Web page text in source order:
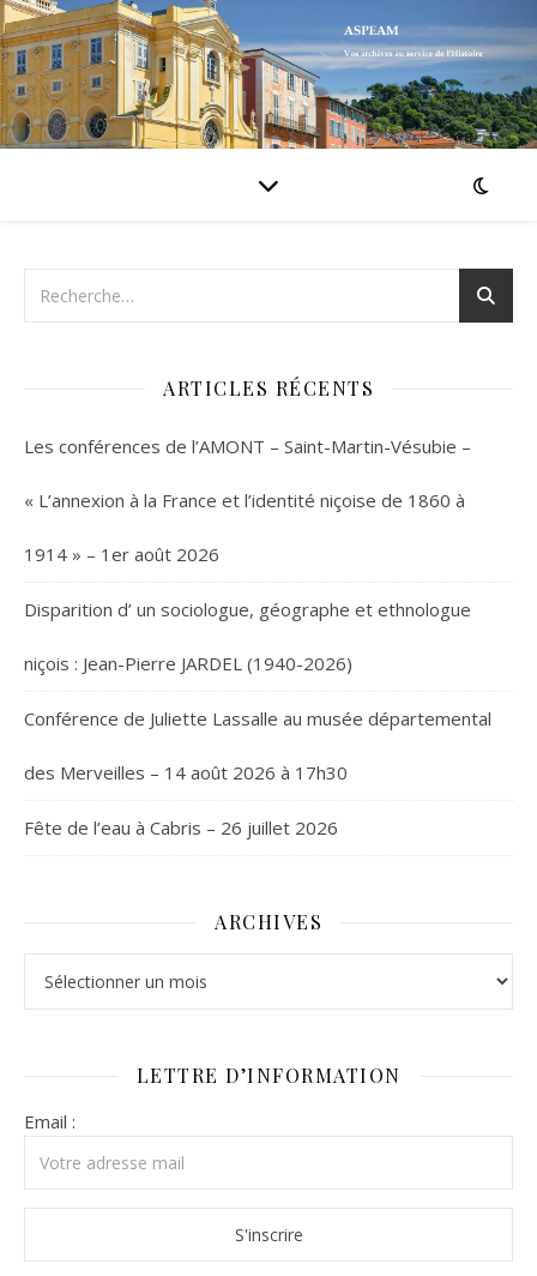
ARTICLES RÉCENTS
Les conférences de l’AMONT – Saint-Martin-Vésubie –
« L’annexion à la France et l’identité niçoise de 1860 à
1914 » – 1er août 2026
Disparition d’ un sociologue, géographe et ethnologue
niçois : Jean-Pierre JARDEL (1940-2026)
Conférence de Juliette Lassalle au musée départemental
des Merveilles – 14 août 2026 à 17h30
Fête de l’eau à Cabris – 26 juillet 2026
ARCHIVES
LETTRE D’INFORMATION
Email :